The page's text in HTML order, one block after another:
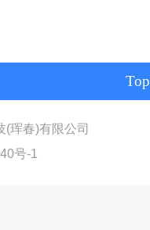
Top
珲春)有限公司
号-1